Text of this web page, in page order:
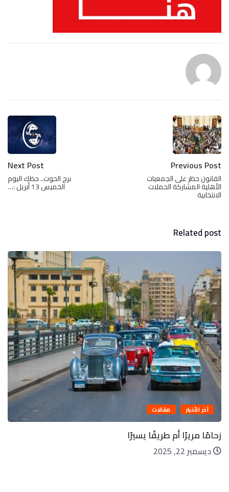
Previous Post
القانون حظر على الجمعيات
الأهلية المشاركة الحملات
الانتخابية
Next Post
برج الحوت.. حظك اليوم
الخميس 13 أبريل :…
Related post
آخر الأخبار مقالات
زحامًا مريرًا أم طريقًا يسيرًا
ديسمبر 22, 2025